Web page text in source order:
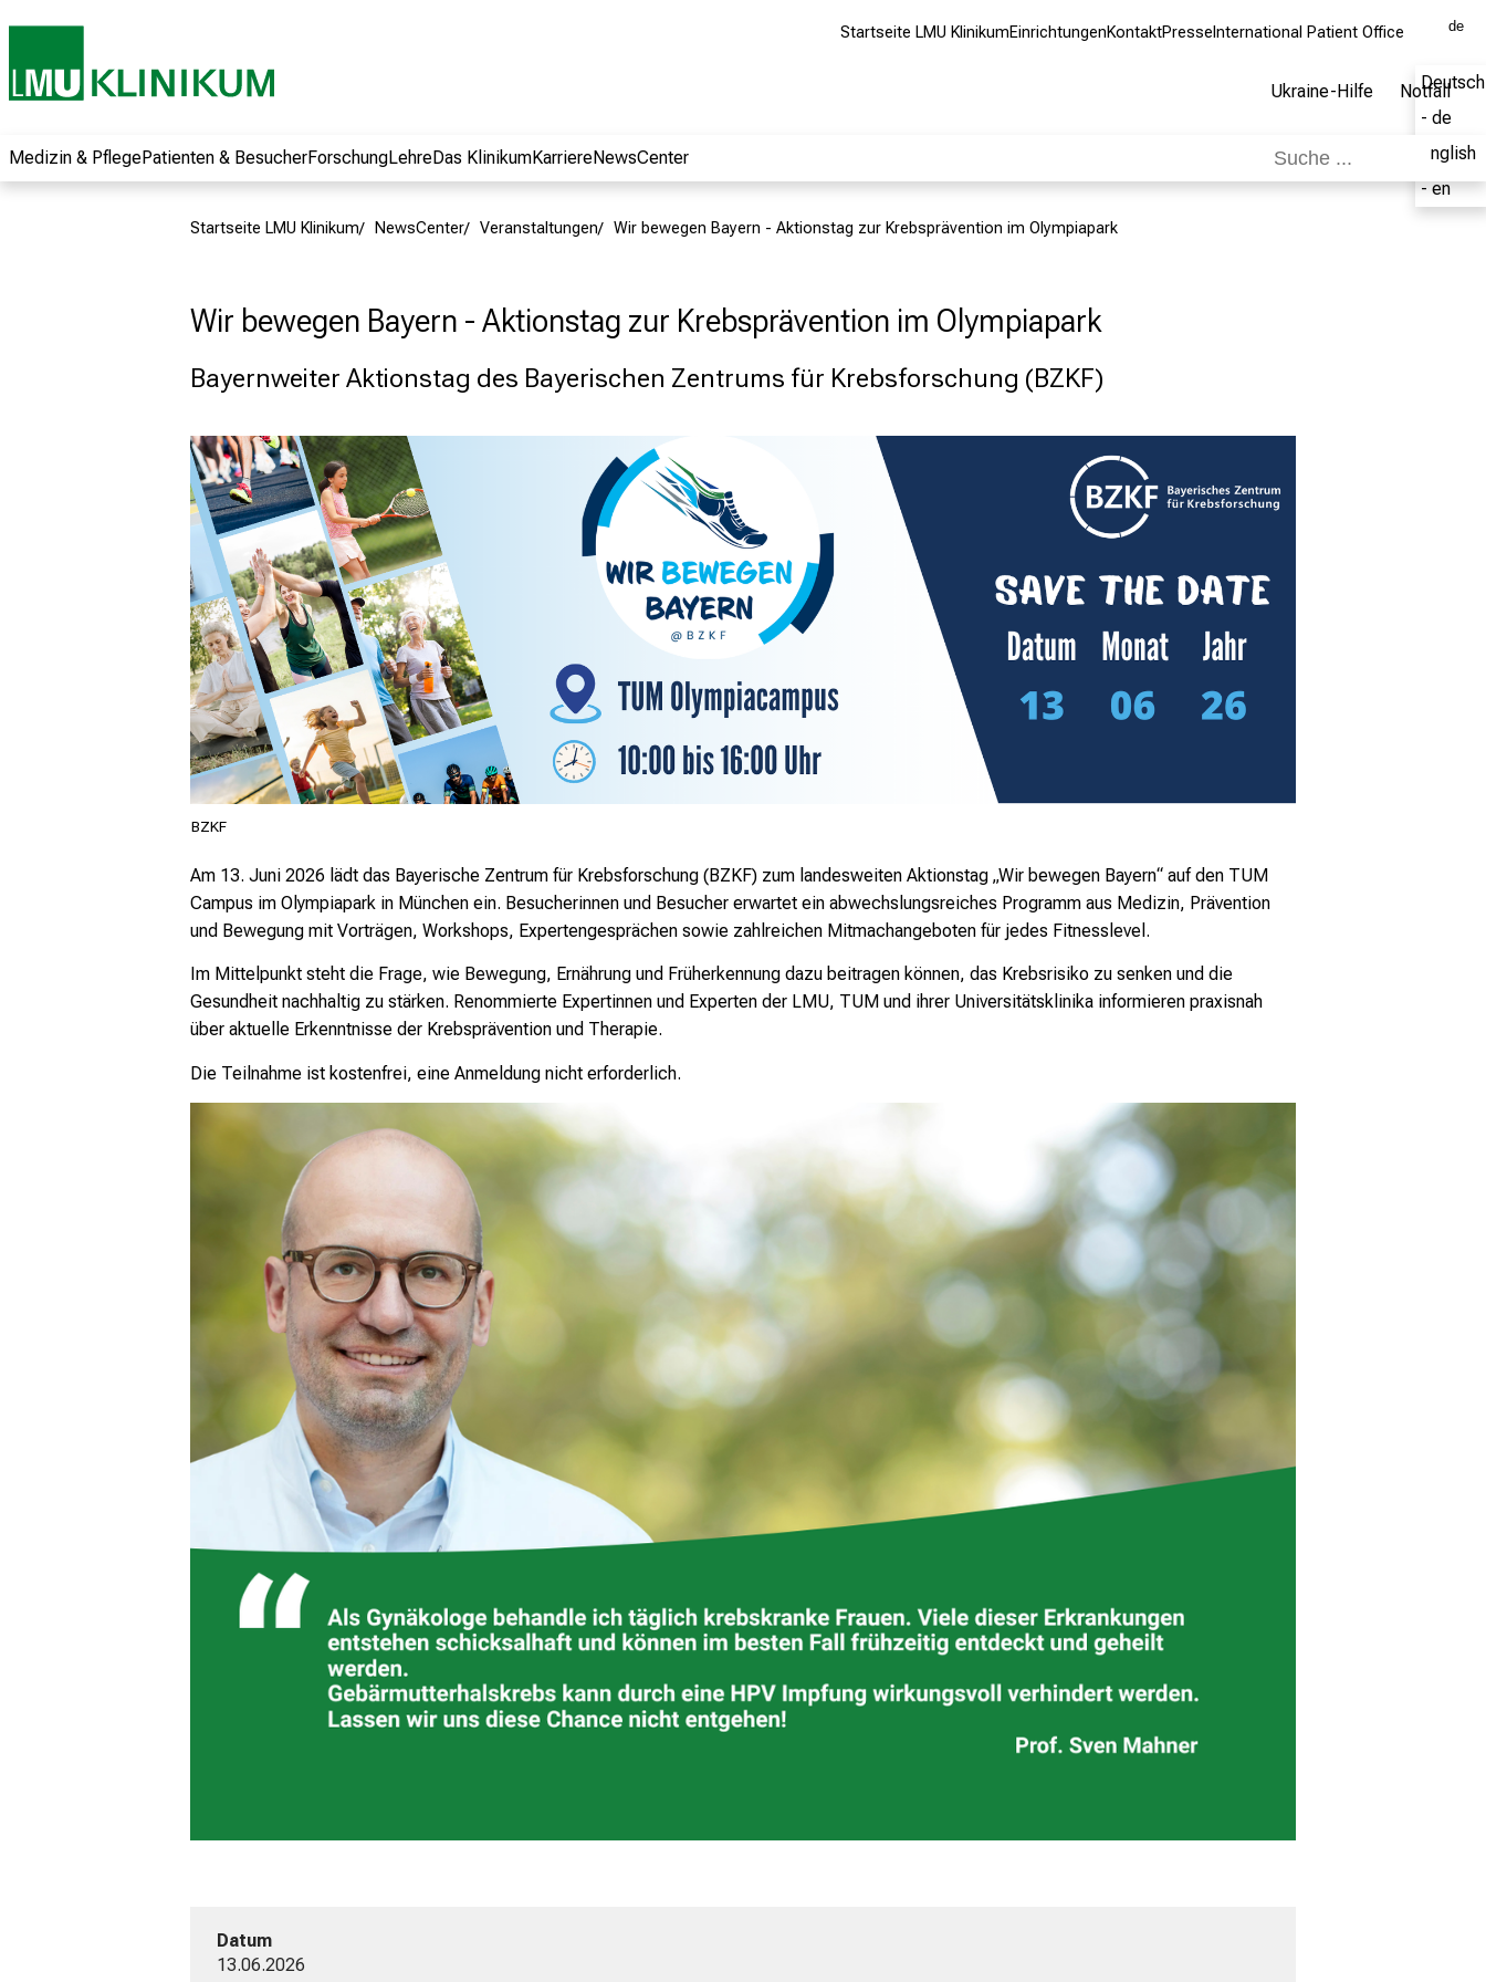
Startseite LMU KlinikumEinrichtungenKontaktPresse International Patient Office de
Deutsch
- de
English
- en
Ukraine-Hilfe Notfall
Medizin & PflegePatienten & BesucherForschungLehreDas KlinikumKarriereNewsCenter
Startseite LMU Klinikum NewsCenter Veranstaltungen Wir bewegen Bayern - Aktionstag zur Krebsprävention im Olympiapark
Wir bewegen Bayern - Aktionstag zur Krebsprävention im Olympiapark
Bayernweiter Aktionstag des Bayerischen Zentrums für Krebsforschung (BZKF)
BZKF
Am 13. Juni 2026 lädt das Bayerische Zentrum für Krebsforschung (BZKF) zum landesweiten Aktionstag „Wir bewegen Bayern“ auf den TUM
Campus im Olympiapark in München ein. Besucherinnen und Besucher erwartet ein abwechslungsreiches Programm aus Medizin, Prävention
und Bewegung mit Vorträgen, Workshops, Expertengesprächen sowie zahlreichen Mitmachangeboten für jedes Fitnesslevel.
Im Mittelpunkt steht die Frage, wie Bewegung, Ernährung und Früherkennung dazu beitragen können, das Krebsrisiko zu senken und die
Gesundheit nachhaltig zu stärken. Renommierte Expertinnen und Experten der LMU, TUM und ihrer Universitätsklinika informieren praxisnah
über aktuelle Erkenntnisse der Krebsprävention und Therapie.
Die Teilnahme ist kostenfrei, eine Anmeldung nicht erforderlich.
Datum
13.06.2026
Informationen zu
Jobs, Ausbildungen
Weiterbildungen.
Kommen Sie
begeistern – ganz
ohne Anmeldung.
mehr Informationen